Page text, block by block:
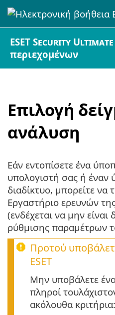
ESET Security
περιεχομένων
Επιλογή
ανάλυση
Εάν εντοπίσετε ένα
υπολογιστή σας ή έναν
διαδίκτυο, μπορείτε να
Εργαστήριο ερευνών
(ενδέχεται να μην είναι
ρύθμισης παραμέτρων
Προτού
ESET
Μην υποβάλετε
πληροί
ακόλουθα κριτήρια: